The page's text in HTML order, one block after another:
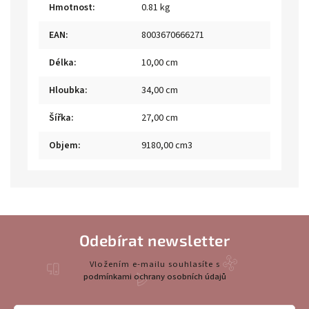
Hmotnost:
0.81 kg
EAN:
8003670666271
Délka:
10,00 cm
Hloubka:
34,00 cm
Šířka:
27,00 cm
Objem: 9180,00 cm3
Odebírat newsletter
Vložením e-mailu souhlasíte s
podmínkami ochrany osobních údajů